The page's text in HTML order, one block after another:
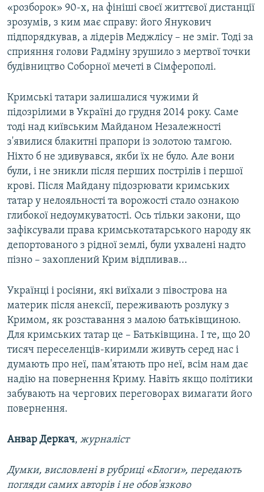
«розборок» 90-х, на фініші своєї життєвої дистанції
зрозумів, з ким має справу: його Янукович
підпорядкував, а лідерів Меджлісу – не зміг. Тоді за
сприяння голови Радміну зрушило з мертвої точки
будівництво Соборної мечеті в Сімферополі.
Кримські татари залишалися чужими й
підозрілими в Україні до грудня 2014 року. Саме
тоді над київським Майданом Незалежності
з'явилися блакитні прапори із золотою тамгою.
Ніхто б не здивувався, якби їх не було. Але вони
були, і не зникли після перших пострілів і першої
крові. Після Майдану підозрювати кримських
татар у нелояльності та ворожості стало ознакою
глибокої недоумкуватості. Ось тільки закони, що
зафіксували права кримськотатарського народу як
депортованого з рідної землі, були ухвалені надто
пізно – захоплений Крим відпливав...
Українці і росіяни, які виїхали з півострова на
материк після анексії, переживають розлуку з
Кримом, як розставання з малою батьківщиною.
Для кримських татар це – Батьківщина. І те, що 20
тисяч переселенців-киримли живуть серед нас і
думають про неї, пам'ятають про неї, всім нам дає
надію на повернення Криму. Навіть якщо політики
забувають на чергових переговорах вимагати його
повернення.
Анвар Деркач, журналіст
Думки, висловлені в рубриці «Блоги», передають
погляди самих авторів і не обов'язково